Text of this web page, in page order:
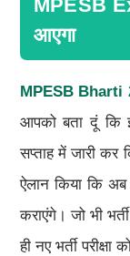
MPESB
आएगा
MPESB Bharti
आपको बता दूं कि
सप्ताह में जारी कर
ऐलान किया कि अब
कराएंगे। जो भी
ही नए भर्ती परीक्षा